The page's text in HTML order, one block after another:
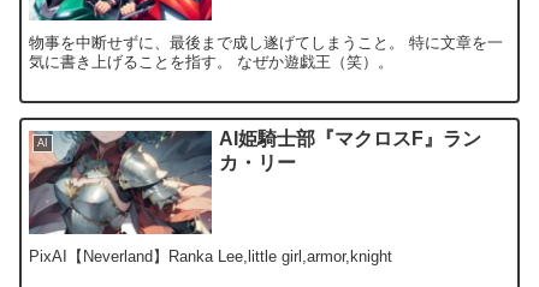
物事を中断せずに、最後まで成し遂げてしまうこと。 特に文章を一
気に書き上げることを指す。 なぜか遊戯王（笑）。
AI
AI姫騎士部『マクロスF』ラン
カ・リー
PixAI【Neverland】Ranka Lee,little girl,armor,knight